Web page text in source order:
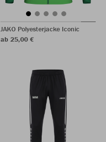
JAKO Polyesterjacke Iconic
ab 25,00 €